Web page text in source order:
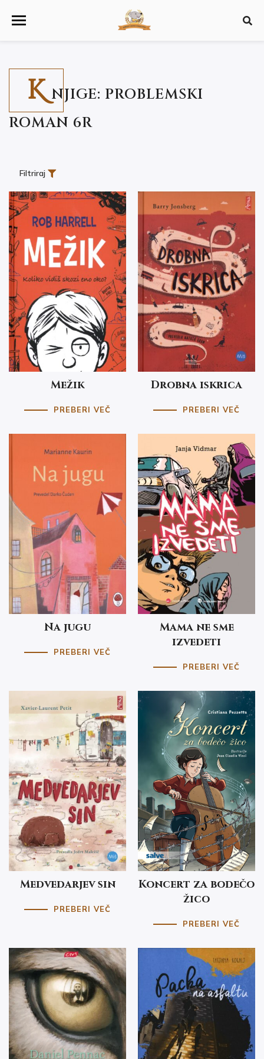
K NJIGE: PROBLEMSKI
ROMAN 6R
Filtriraj
Mežik
PREBERI VEČ
Drobna iskrica
PREBERI VEČ
Na jugu
PREBERI VEČ
Mama ne sme
izvedeti
PREBERI VEČ
Medvedarjev sin
PREBERI VEČ
Koncert za bodečo
žico
PREBERI VEČ